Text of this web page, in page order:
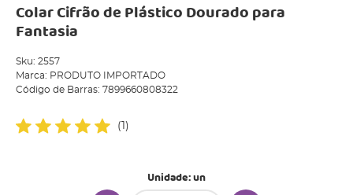
Colar Cifrão de Plástico Dourado para
Fantasia
Sku: 2557
Marca: PRODUTO IMPORTADO
Código de Barras: 7899660808322
(1)
Unidade: un